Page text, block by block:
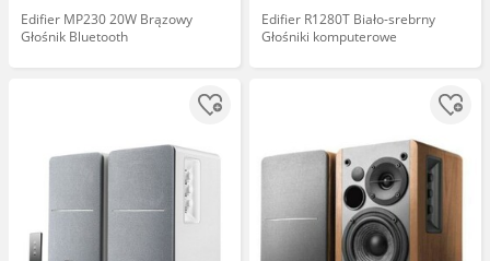
Edifier MP230 20W Brązowy
Głośnik Bluetooth
Edifier R1280T Biało-srebrny
Głośniki komputerowe